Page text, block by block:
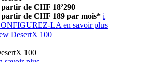
de CHF 18’290
partir de CHF 189 par mois* i
LA en savoir plus
DesertX 100
100